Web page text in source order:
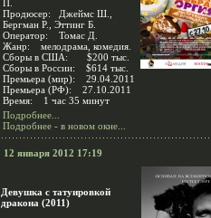
Продюсер: Джеймс Ш.,
Бергман Р., Эттинг Б.
Оператор: Томас Д.
Жанр: мелодрама, комедия.
Сборы в США: $200 тыс.
Сборы в России: $614 тыс.
Премьера (мир): 29.04.2011
Премьера (РФ): 27.10.2011
Время: 1 час 35 минут
Подробнее...
Подробнее - в новом окне...
12 января 2012 17:19
Девушка с татуировкой
дракона (2011)